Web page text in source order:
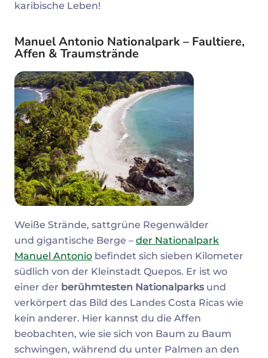
karibische Leben!
Manuel Antonio Nationalpark – Faultiere,
Affen & Traumstrände
Weiße Strände, sattgrüne Regenwälder
und gigantische Berge – der Nationalpark
Manuel Antonio befindet sich sieben Kilometer
südlich von der Kleinstadt Quepos. Er ist wo
einer der berühmtesten Nationalparksund
verkörpert das Bild des Landes Costa Ricas wie
kein anderer. Hier kannst du die Affen
beobachten, wie sie sich von Baum zu Baum
schwingen, während du unter Palmen an den